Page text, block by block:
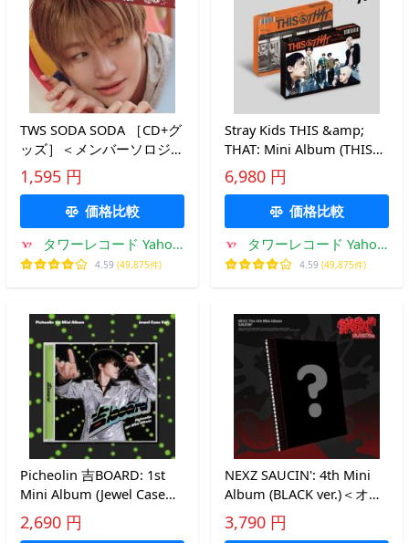
TWS SODA SODA ［CD+グ
ッズ］＜メンバーソロジャ
ケット盤 / JIHOON＞
12cmCD Single ※特典あり
1,595 円
価格比較
タワーレコード Yahoo!
店
4.59 (49,875件)
Stray Kids THIS &amp;
THAT: Mini Album (THIS
VER., THAT VER.)(2種セッ
ト)＜オンライン限定＞ CD
※特典あり
6,980 円
価格比較
タワーレコード Yahoo!
店
4.59 (49,875件)
Picheolin 吉BOARD: 1st
Mini Album (Jewel Case
Ver.) CD
2,690 円
NEXZ SAUCIN': 4th Mini
Album (BLACK ver.)＜オン
ライン限定/限定特典対象
＞ CD ※特典あり
3,790 円